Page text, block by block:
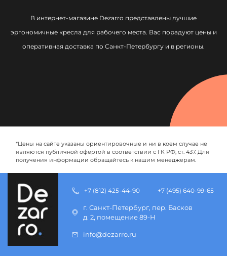
В интернет-магазине Dezarro представлены лучшие
эргономичные кресла для рабочего места. Вас порадуют цены и
оперативная доставка по Санкт-Петербургу и в регионы.
*Цены на сайте указаны ориентировочные и ни в коем случае не
являются публичной офертой в соответствии с ГК РФ, ст. 437. Для
получения информации обращайтесь к нашим менеджерам.
+7 (812) 425-44-90 +7 (495) 640-99-65
г. Санкт-Петербург, пер. Басков
д. 2, помещение 89-Н
info@dezarro.ru